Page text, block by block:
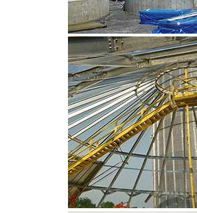
CLIQUEZ POUR
CLIQUEZ POUR